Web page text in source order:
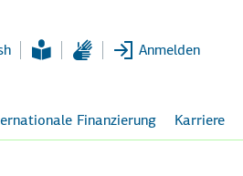
Anmelden
Finanzierung Karriere